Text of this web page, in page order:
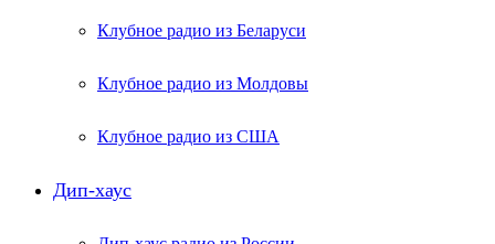
Клубное радио из Беларуси
Клубное радио из Молдовы
Клубное радио из США
Дип-хаус